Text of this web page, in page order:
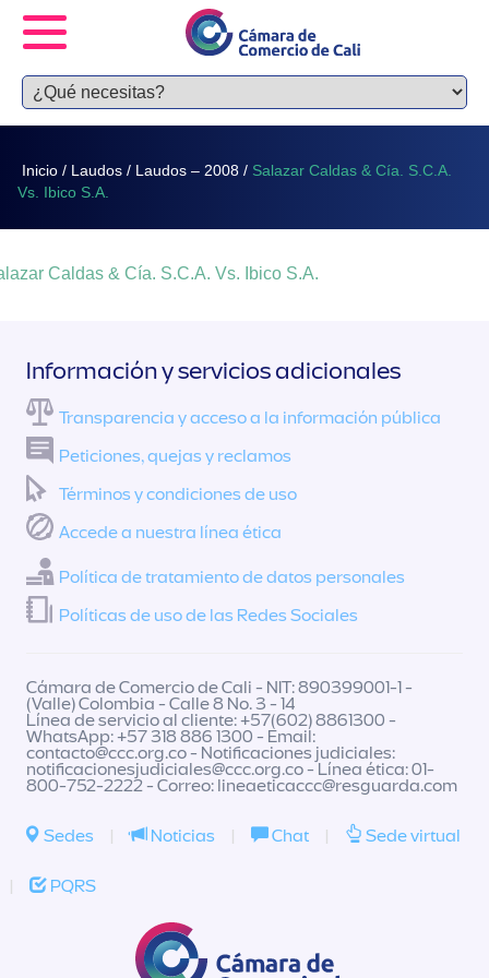
Inicio / Laudos / Laudos – 2008 / Salazar Caldas & Cía. S.C.A.
Vs. Ibico S.A.
Caldas & Cía. S.C.A. Vs. Ibico S.A.
Información y servicios adicionales
Transparencia y acceso a la información pública
Peticiones, quejas y reclamos
Términos y condiciones de uso
Accede a nuestra línea ética
Política de tratamiento de datos personales
Políticas de uso de las Redes Sociales
Cámara de Comercio de Cali - NIT: 890399001-1 -
(Valle) Colombia - Calle 8 No. 3 - 14
Línea de servicio al cliente: +57(602) 8861300 -
WhatsApp: +57 318 886 1300 - Email:
contacto@ccc.org.co- Notificaciones judiciales:
notificacionesjudiciales@ccc.org.co- Línea ética: 01-
800-752-2222 - Correo: lineaeticaccc@resguarda.com
Sedes | Noticias | Chat | Sede virtual
| PQRS